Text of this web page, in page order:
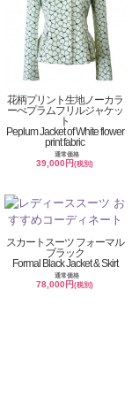
花柄プリント生地ノーカラ
ーぺプラムフリルジャケッ
ト
Peplum Jacket of White flower
print fabric
通常価格
39,000円(税別)
スカートスーツ フォーマル
ブラック
Formal Black Jacket & Skirt
通常価格
78,000円(税別)